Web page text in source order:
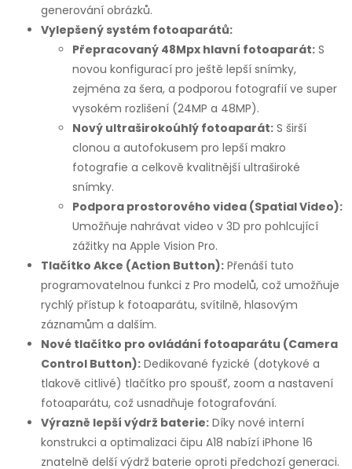
generování obrázků.
Vylepšený systém fotoaparátů:
Přepracovaný 48Mpx hlavní fotoaparát: S
novou konfigurací pro ještě lepší snímky,
zejména za šera, a podporou fotografií ve super
vysokém rozlišení (24MP a 48MP).
Nový ultraširokoúhlý fotoaparát: S širší
clonou a autofokusem pro lepší makro
fotografie a celkově kvalitnější ultraširoké
snímky.
Podpora prostorového videa (Spatial Video):
Umožňuje nahrávat video v 3D pro pohlcující
zážitky na Apple Vision Pro.
Tlačítko Akce (Action Button): Přenáší tuto
programovatelnou funkci z Pro modelů, což umožňuje
rychlý přístup k fotoaparátu, svítilně, hlasovým
záznamům a dalším.
Nové tlačítko pro ovládání fotoaparátu (Camera
Control Button): Dedikované fyzické (dotykové a
tlakově citlivé) tlačítko pro spoušť, zoom a nastavení
fotoaparátu, což usnadňuje fotografování.
Výrazně lepší výdrž baterie: Díky nové interní
konstrukci a optimalizaci čipu A18 nabízí iPhone 16
znatelně delší výdrž baterie oproti předchozí generaci.